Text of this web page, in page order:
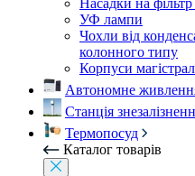
Насадки на
УФ лампи
Чохли від
колонного типу
Корпуси
Автономне
Станція
Термопосуд
Каталог товарів